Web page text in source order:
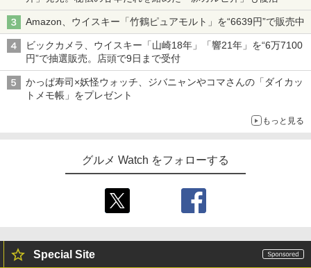
Amazon、ウイスキー「竹鶴ピュアモルト」を“6639円”で販売中
ビックカメラ、ウイスキー「山崎18年」「響21年」を“6万7100
円”で抽選販売。店頭で9日まで受付
かっぱ寿司×妖怪ウォッチ、ジバニャンやコマさんの「ダイカッ
トメモ帳」をプレゼント
もっと見る
グルメ Watch をフォローする
Special Site